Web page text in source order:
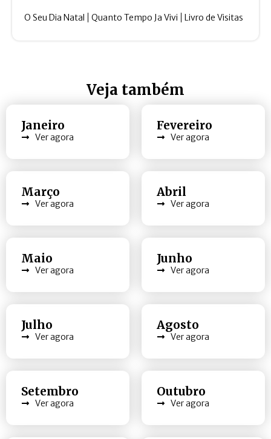
O Seu Dia Natal Quanto Tempo Ja Vivi Livro de Visitas
Veja também
Janeiro
Ver agora
Fevereiro
Ver agora
Março
Ver agora
Abril
Ver agora
Maio
Ver agora
Junho
Ver agora
Julho
Ver agora
Agosto
Ver agora
Setembro
Ver agora
Outubro
Ver agora